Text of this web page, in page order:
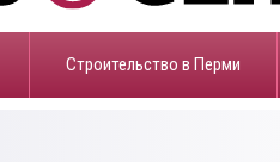
Строительство в Перми